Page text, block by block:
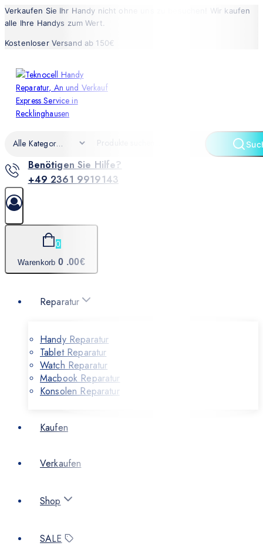
Verkaufen Sie Ihr Handy nicht ohne uns zu besuchen! Wir kaufen
alle Ihre Handys zum Wert.
Kostenloser Versand ab 150€
Benötigen Sie Hilfe?
+49 2361 9919143
0
Warenkorb 0 .00€
Reparatur
Handy Reparatur
Tablet Reparatur
Watch Reparatur
Macbook Reparatur
Konsolen Reparatur
Kaufen
Verkaufen
Shop
SALE